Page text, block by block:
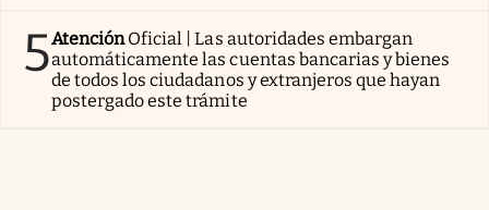
5AtenciónOficial | Las autoridades embargan
automáticamente las cuentas bancarias y bienes
de todos los ciudadanos y extranjeros que hayan
postergado este trámite